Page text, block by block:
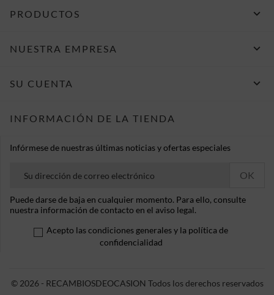
PRODUCTOS 
NUESTRA EMPRESA 
SU CUENTA 
INFORMACIÓN DE LA TIENDA
Infórmese de nuestras últimas noticias y ofertas especiales
Puede darse de baja en cualquier momento. Para ello, consulte
nuestra información de contacto en el aviso legal.
Acepto las condiciones generales y la política de
confidencialidad
© 2026 - RECAMBIOSDEOCASION Todos los derechos reservados